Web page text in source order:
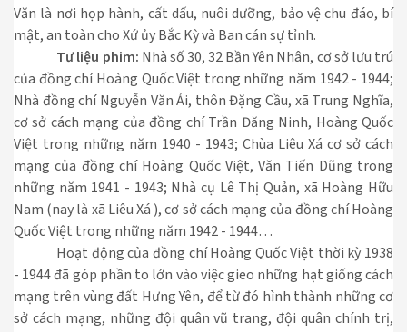
Văn là nơi họp hành, cất dấu, nuôi dưỡng, bảo vệ chu đáo, bí
mật, an toàn cho Xứ ủy Bắc Kỳ và Ban cán sự tỉnh.
Tư liệu phim: Nhà số 30, 32 Bần Yên Nhân, cơ sở lưu trú
của đồng chí Hoàng Quốc Việt trong những năm 1942 - 1944;
Nhà đồng chí Nguyễn Văn Ải, thôn Đặng Cầu, xã Trung Nghĩa,
cơ sở cách mạng của đồng chí Trần Đăng Ninh, Hoàng Quốc
Việt trong những năm 1940 - 1943; Chùa Liêu Xá cơ sở cách
mạng của đồng chí Hoàng Quốc Việt, Văn Tiến Dũng trong
những năm 1941 - 1943; Nhà cụ Lê Thị Quản, xã Hoàng Hữu
Nam (nay là xã Liêu Xá ), cơ sở cách mạng của đồng chí Hoàng
Quốc Việt trong những năm 1942 - 1944…
Hoạt động của đồng chí Hoàng Quốc Việt thời kỳ 1938
- 1944 đã góp phần to lớn vào việc gieo những hạt giống cách
mạng trên vùng đất Hưng Yên, để từ đó hình thành những cơ
sở cách mạng, những đội quân vũ trang, đội quân chính trị,